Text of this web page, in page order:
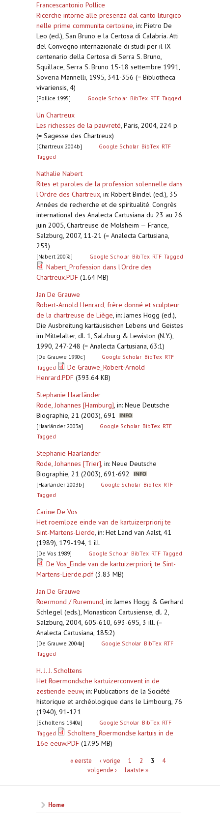
Francescantonio Pollice
Ricerche intorne alle presenza dal canto liturgico
nelle prime communita certosine, in: Pietro De
Leo (ed.), San Bruno e la Certosa di Calabria. Atti
del Convegno internazionale di studi per il IX
centenario della Certosa di Serra S. Bruno,
Squillace, Serra S. Bruno 15-18 settembre 1991,
Soveria Mannelli, 1995, 341-356 (= Bibliotheca
vivariensis, 4)
[Pollice 1995] Google Scholar BibTex RTF Tagged
Un Chartreux
Les richesses de la pauvreté, Paris, 2004, 224 p.
(= Sagesse des Chartreux)
[Chartreux 2004b] Google Scholar BibTex RTF
Tagged
Nathalie Nabert
Rites et paroles de la profession solennelle dans
l'Ordre des Chartreux, in: Robert Bindel (ed.), 35
Années de recherche et de spiritualité. Congrès
international des Analecta Cartusiana du 23 au 26
juin 2005, Chartreuse de Molsheim — France,
Salzburg, 2007, 11-21 (= Analecta Cartusiana,
253)
[Nabert 2007a] Google Scholar BibTex RTF Tagged
Nabert_Profession dans l'Ordre des
Chartreux.PDF (1.64 MB)
Jan De Grauwe
Robert-Arnold Henrard, frère donné et sculpteur
de la chartreuse de Liège, in: James Hogg (ed.),
Die Ausbreitung kartäusischen Lebens und Geistes
im Mittelalter, dl. 1, Salzburg & Lewiston (N.Y.),
1990, 247-248 (= Analecta Cartusiana, 63:1)
[De Grauwe 1990c] Google Scholar BibTex RTF
Tagged
De Grauwe_Robert-Arnold
Henrard.PDF (393.64 KB)
Stephanie Haarländer
Rode, Johannes [Hamburg], in: Neue Deutsche
Biographie, 21 (2003), 691
[Haarländer 2003a] Google Scholar BibTex RTF
Tagged
Stephanie Haarländer
Rode, Johannes [Trier], in: Neue Deutsche
Biographie, 21 (2003), 691-692
[Haarländer 2003b] Google Scholar BibTex RTF
Tagged
Carine De Vos
Het roemloze einde van de kartuizerpriorij te
Sint-Martens-Lierde, in: Het Land van Aalst, 41
(1989), 179-194, 1 ill.
[De Vos 1989] Google Scholar BibTex RTF Tagged
De Vos_Einde van de kartuizerpriorij te Sint-
Martens-Lierde.pdf(3.83 MB)
Jan De Grauwe
Roermond / Ruremund, in: James Hogg & Gerhard
Schlegel (eds.), Monasticon Cartusiense, dl. 2,
Salzburg, 2004, 605-610, 693-695, 3 ill. (=
Analecta Cartusiana, 185:2)
[De Grauwe 2004a] Google Scholar BibTex RTF
Tagged
H. J. J. Scholtens
Het Roermondsche kartuizerconvent in de
zestiende eeuw, in: Publications de la Société
historique et archéologique dans le Limbourg, 76
(1940), 91-121
[Scholtens 1940a] Google Scholar BibTex RTF
Tagged
Scholtens_Roermondse kartuis in de
16e eeuw.PDF (17.95 MB)
« eerste ‹ vorige 1 2 3
4
volgende ›
laatste »
Home